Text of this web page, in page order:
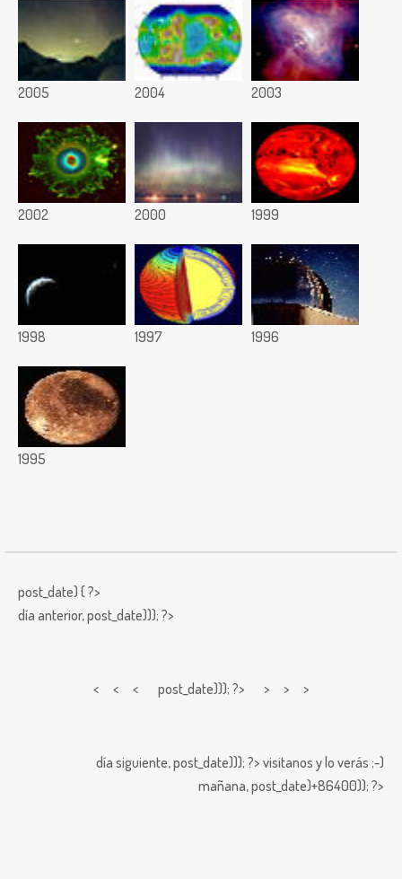
2005 2004 2003
2002 2000 1999
1998 1997 1996
1995
post_date) { ?>
día anterior,post_date))); ?>
< < < post_date))); ?> > > >
día siguiente,post_date))); ?> visitanos y lo verás ;-)
mañana,post_date)+86400)); ?>